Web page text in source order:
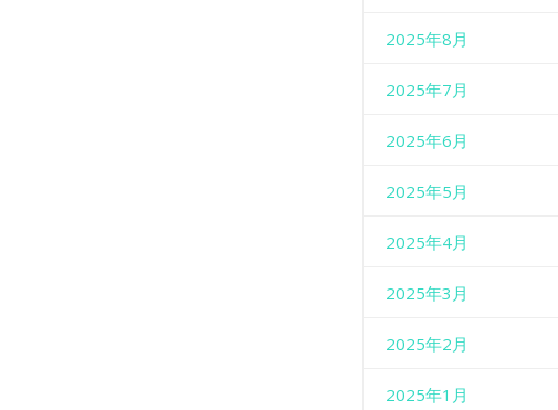
2025年8月
2025年7月
2025年6月
2025年5月
2025年4月
2025年3月
2025年2月
2025年1月